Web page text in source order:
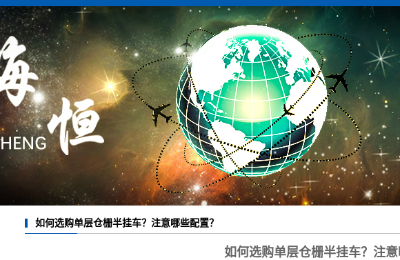
如何选购单层仓栅半挂车？注意哪些配置？
如何选购单层仓栅半挂车？注